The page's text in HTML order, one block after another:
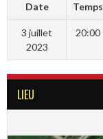
Date Temps
3 juillet
2023
20:00
LIEU